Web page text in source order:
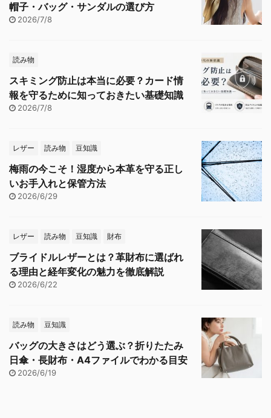
帽子・バッグ・サンダルの選び方
2026/7/8
読み物
スキミング防止は本当に必要？カード情
報を守るために知っておきたい基礎知識
2026/7/8
レザー 読み物 豆知識
梅雨の今こそ！湿度から本革を守る正し
いお手入れと保管方法
2026/6/29
レザー 読み物 豆知識 財布
ブライドルレザーとは？革財布に選ばれ
る理由と経年変化の魅力を徹底解説
2026/6/22
読み物 豆知識
バッグの大きさはどう選ぶ？折りたたみ
日傘・長財布・A4ファイルでわかる目安
2026/6/19